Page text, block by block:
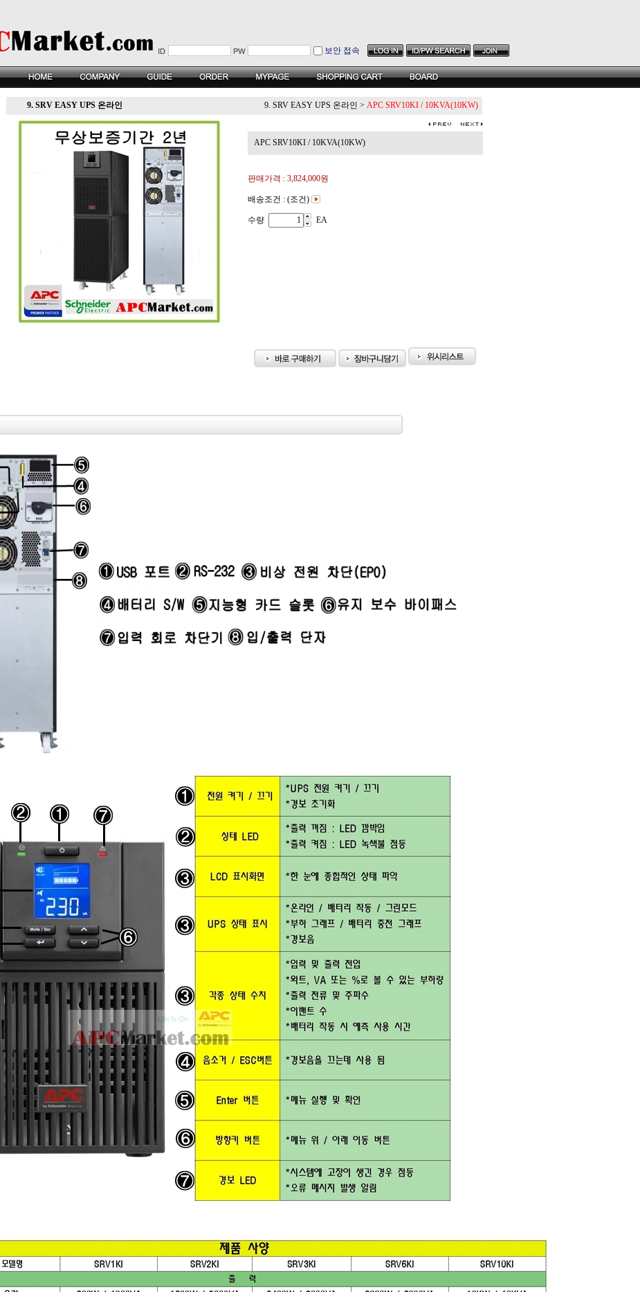
보안 접속
9. SRV EASY UPS 온라인 9. SRV EASY UPS 온라인 > APC SRV10KI / 10KVA(10KW)
APC SRV10KI / 10KVA(10KW)
판매가격 : 3,824,000원
배송조건 : (조건)
수량 EA